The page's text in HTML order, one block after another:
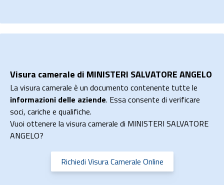
Visura camerale di MINISTERI SALVATORE ANGELO
La visura camerale è un documento contenente tutte le
informazioni delle aziende. Essa consente di verificare
soci, cariche e qualifiche.
Vuoi ottenere la visura camerale di MINISTERI SALVATORE
ANGELO?
Richiedi Visura Camerale Online